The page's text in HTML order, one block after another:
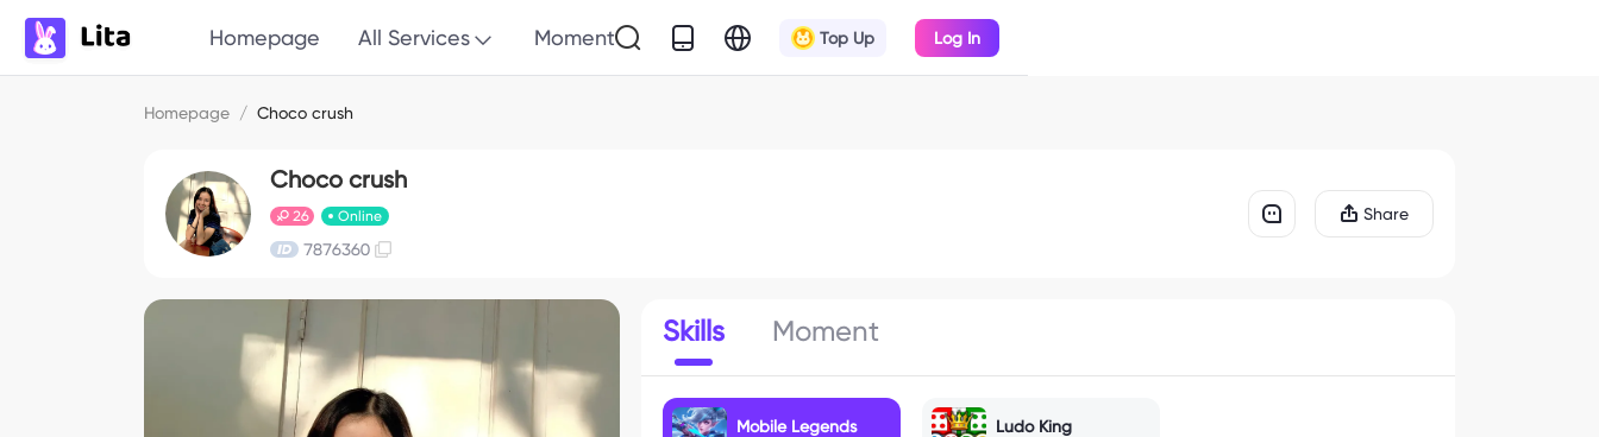
Homepage All Services Moment Top Up Log In
Homepage / Choco crush
Choco crush
26 Online
7876360
Share
Skills Moment
Mobile Legends Ludo King